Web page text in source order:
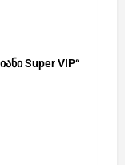
Super VIP“